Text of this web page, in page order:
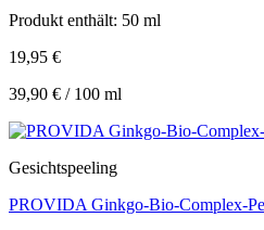
Produkt enthält: 50 ml
19,95 €
39,90 € / 100 ml
Gesichtspeeling
PROVIDA Ginkgo-Bio-Complex-